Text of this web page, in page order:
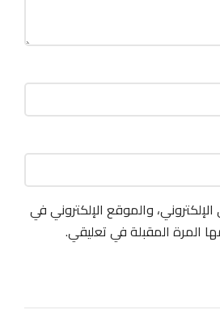
والموقع الإلكتروني في
المرة المقبلة في تعليقي.